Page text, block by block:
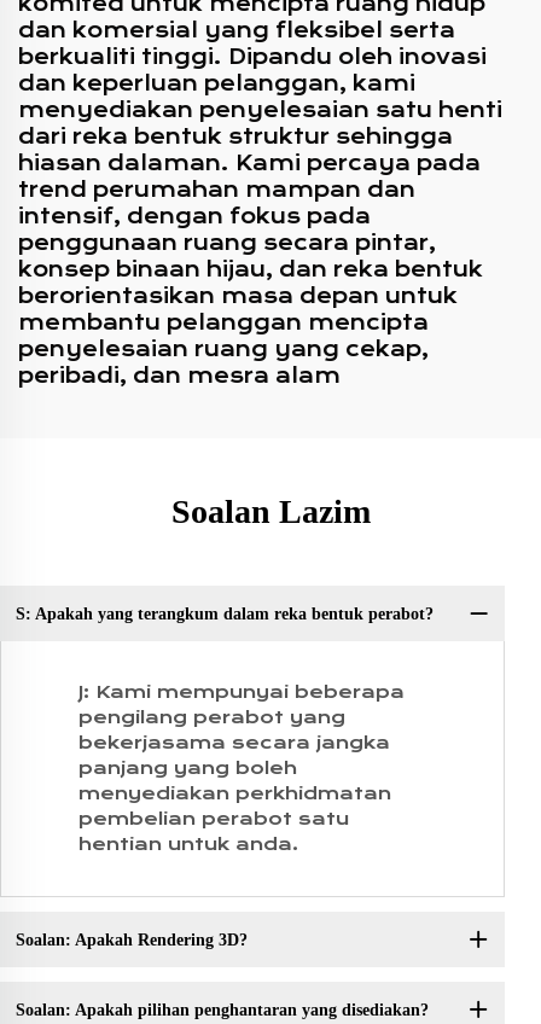
dan komersial yang fleksibel serta
berkualiti tinggi. Dipandu oleh inovasi
dan keperluan pelanggan, kami
menyediakan penyelesaian satu henti
dari reka bentuk struktur sehingga
hiasan dalaman. Kami percaya pada
trend perumahan mampan dan
intensif, dengan fokus pada
penggunaan ruang secara pintar,
konsep binaan hijau, dan reka bentuk
berorientasikan masa depan untuk
membantu pelanggan mencipta
penyelesaian ruang yang cekap,
peribadi, dan mesra alam
Soalan Lazim
S: Apakah yang terangkum dalam reka bentuk perabot?
J: Kami mempunyai beberapa
pengilang perabot yang
bekerjasama secara jangka
panjang yang boleh
menyediakan perkhidmatan
pembelian perabot satu
hentian untuk anda.
Soalan: Apakah Rendering 3D?
Soalan: Apakah pilihan penghantaran yang disediakan?